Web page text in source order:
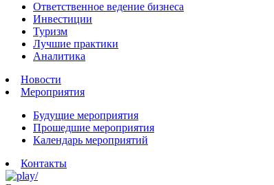
Ответственное ведение бизнеса
Инвестиции
Туризм
Лучшие практики
Аналитика
Новости
Мероприятия
Будущие мероприятия
Прошедшие мероприятия
Календарь мероприятий
Контакты